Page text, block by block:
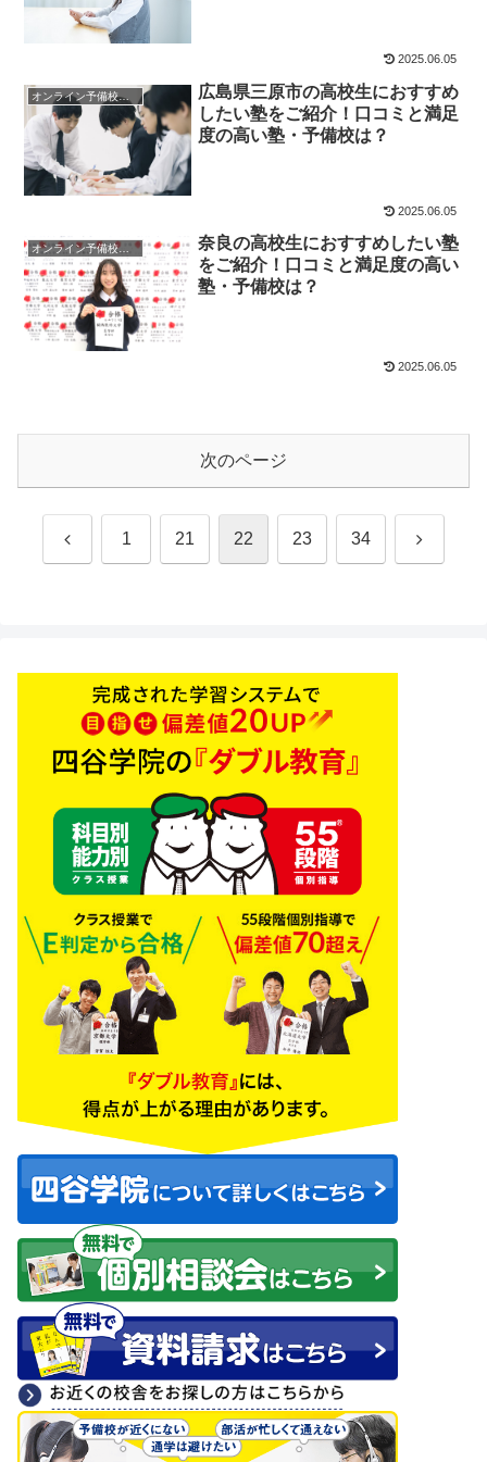
2025.06.05
オンライン予備校・塾の活用法
広島県三原市の高校生におすすめ
したい塾をご紹介！口コミと満足
度の高い塾・予備校は？
2025.06.05
オンライン予備校・塾の活用法
奈良の高校生におすすめしたい塾
をご紹介！口コミと満足度の高い
塾・予備校は？
2025.06.05
次のページ
前 1 21 22 23 34 次